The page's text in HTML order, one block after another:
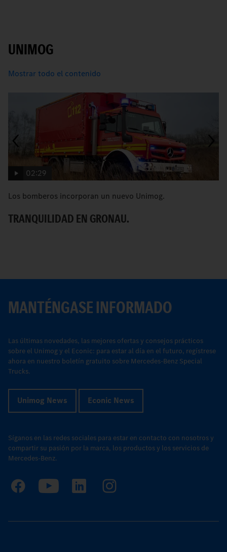
UNIMOG
Mostrar todo el contenido
02:29
Los bomberos incorporan un nuevo Unimog.
TRANQUILIDAD EN GRONAU.
MANTÉNGASE INFORMADO
Las últimas novedades, las mejores ofertas y consejos prácticos
sobre el Unimog y el Econic: para estar al día en el futuro, regístrese
ahora en nuestro boletín gratuito sobre Mercedes-Benz Special
Trucks.
Unimog News Econic News
Síganos en las redes sociales para estar en contacto con nosotros y
compartir su pasión por la marca, los productos y los servicios de
Mercedes-Benz.